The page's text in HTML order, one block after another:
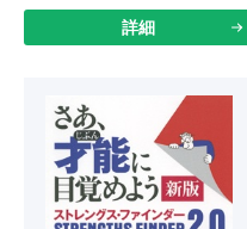
詳細